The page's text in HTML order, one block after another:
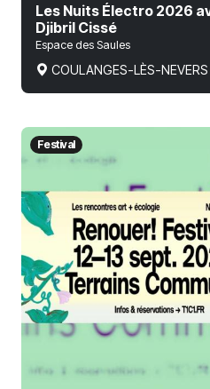
Les Nuits Électro 2026
Djibril Cissé
Espace des Saules
COULANGES-LÈS-NEVERS
Festival